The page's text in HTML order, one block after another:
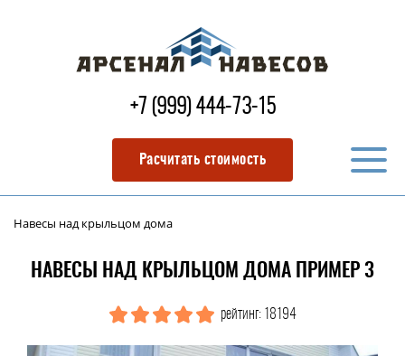
+7 (999) 444-73-15
Расчитать стоимость
Навесы над крыльцом дома
НАВЕСЫ НАД КРЫЛЬЦОМ ДОМА ПРИМЕР 3
рейтинг: 18194